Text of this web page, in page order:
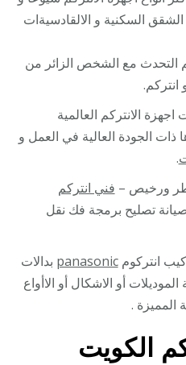
السكنية و الالقادسيةات
التحدث مع الشخص الزائر من
الانتركم العالمية
ذات الجودة العالية في العمل و
.
ورخيص – فني انتركم
تصليح برمجة فك نقل
انتركومpanasonic بدالات
أو الاشكال أو الاأواع
المميزة .
الكويت